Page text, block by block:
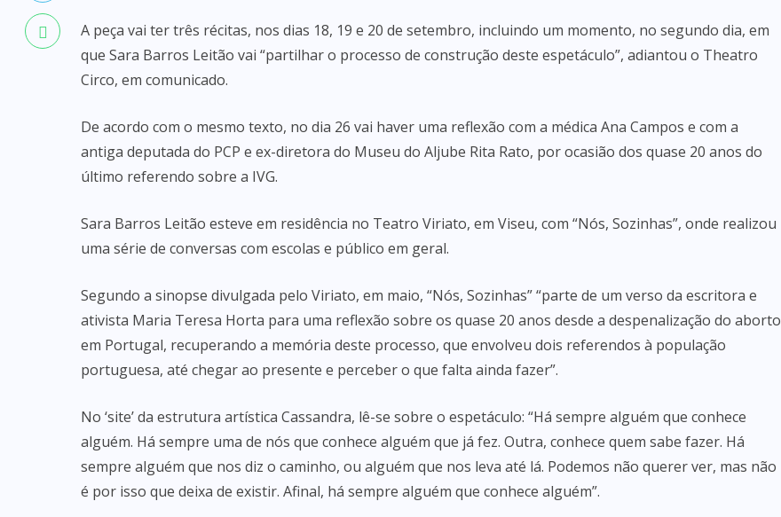
A peça vai ter três récitas, nos dias 18, 19 e 20 de setembro, incluindo um momento, no segundo dia, em
que Sara Barros Leitão vai “partilhar o processo de construção deste espetáculo”, adiantou o Theatro
Circo, em comunicado.
De acordo com o mesmo texto, no dia 26 vai haver uma reflexão com a médica Ana Campos e com a
antiga deputada do PCP e ex-diretora do Museu do Aljube Rita Rato, por ocasião dos quase 20 anos do
último referendo sobre a IVG.
Sara Barros Leitão esteve em residência no Teatro Viriato, em Viseu, com “Nós, Sozinhas”, onde realizou
uma série de conversas com escolas e público em geral.
Segundo a sinopse divulgada pelo Viriato, em maio, “Nós, Sozinhas” “parte de um verso da escritora e
ativista Maria Teresa Horta para uma reflexão sobre os quase 20 anos desde a despenalização do aborto
em Portugal, recuperando a memória deste processo, que envolveu dois referendos à população
portuguesa, até chegar ao presente e perceber o que falta ainda fazer”.
No ‘site’ da estrutura artística Cassandra, lê-se sobre o espetáculo: “Há sempre alguém que conhece
alguém. Há sempre uma de nós que conhece alguém que já fez. Outra, conhece quem sabe fazer. Há
sempre alguém que nos diz o caminho, ou alguém que nos leva até lá. Podemos não querer ver, mas não
é por isso que deixa de existir. Afinal, há sempre alguém que conhece alguém”.